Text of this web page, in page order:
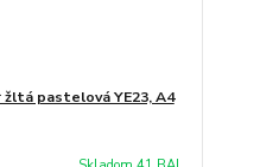
pastelová YE23, A4